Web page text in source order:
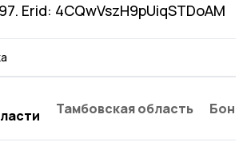
Erid: 4CQwVszH9pUiqSTDoAM
Тамбовская область